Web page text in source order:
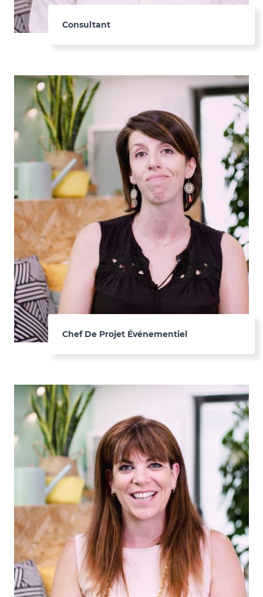
Consultant
Chef De Projet Événementiel